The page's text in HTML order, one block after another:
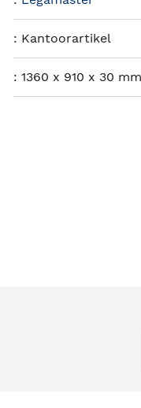
: Kantoorartikel
: 1360 x 910 x 30